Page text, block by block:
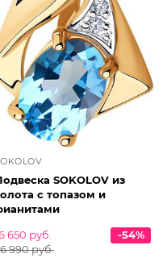
SOKOLOV из
с топазом и
650 руб.
990 руб.
-54%